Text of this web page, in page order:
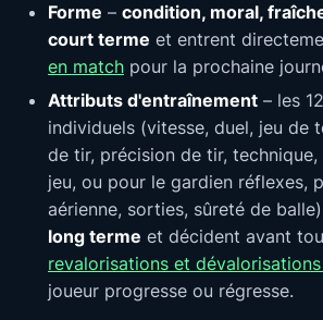
Forme – condition, moral,
court terme et entrent
en match pour la prochaine
Attributs d'entraînement – les
individuels (vitesse, duel, jeu de
de tir, précision de tir,
jeu, ou pour le gardien réflexes,
aérienne, sorties, sûreté de
long terme et décident avant
revalorisations et dévalorisations
joueur progresse ou régresse.